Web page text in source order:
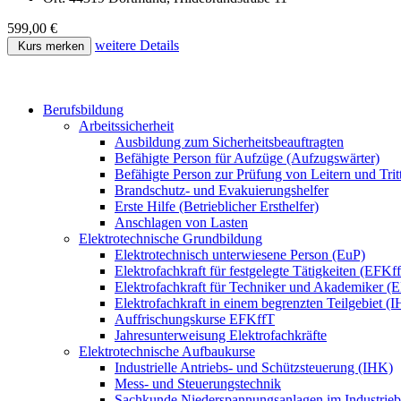
599,00 €
Kurs merken weitere Details
Berufsbildung
Arbeitssicherheit
Ausbildung zum Sicherheitsbeauftragten
Befähigte Person für Aufzüge (Aufzugswärter)
Befähigte Person zur Prüfung von Leitern und
Brandschutz- und Evakuierungshelfer
Erste Hilfe (Betrieblicher Ersthelfer)
Anschlagen von Lasten
Elektrotechnische Grundbildung
Elektrotechnisch unterwiesene Person (EuP)
Elektrofachkraft für festgelegte Tätigkeiten
Elektrofachkraft für Techniker und Akademiker
Elektrofachkraft in einem begrenzten Teilgebiet
Auffrischungskurse EFKffT
Jahresunterweisung Elektrofachkräfte
Elektrotechnische Aufbaukurse
Industrielle Antriebs- und Schützsteuerung (IHK)
Mess- und Steuerungstechnik